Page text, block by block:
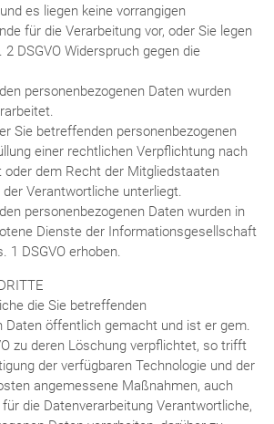
es liegen keine vorrangigen
für die Verarbeitung vor, oder Sie legen
DSGVO Widerspruch gegen die
personenbezogenen Daten wurden
Sie betreffenden personenbezogenen
einer rechtlichen Verpflichtung nach
oder dem Recht der Mitgliedstaaten
Verantwortliche unterliegt.
personenbezogenen Daten wurden in
Dienste der Informationsgesellschaft
1 DSGVO erhoben.
die Sie betreffenden
Daten öffentlich gemacht und ist er gem.
zu deren Löschung verpflichtet, so trifft
der verfügbaren Technologie und der
angemessene Maßnahmen, auch
die Datenverarbeitung Verantwortliche,